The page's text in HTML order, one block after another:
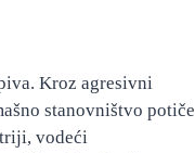
Kroz agresivni
stanovništvo potiče
vodeći